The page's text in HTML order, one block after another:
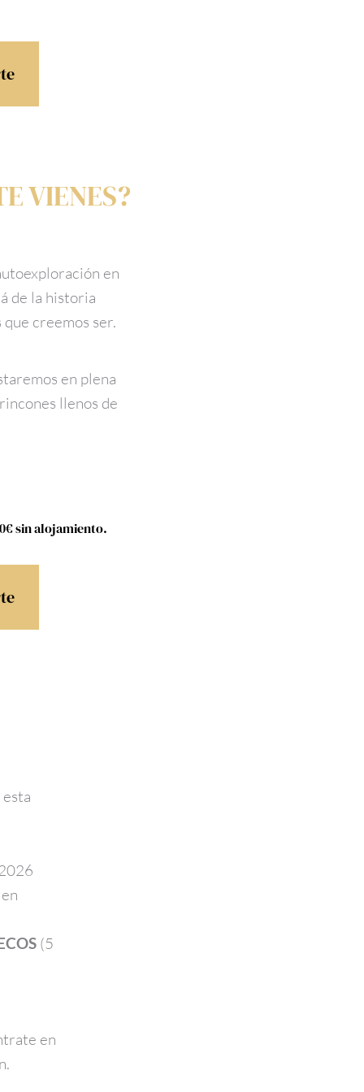
VIENES?
en
de la historia
creemos ser.
en plena
llenos de
sin alojamiento.
(5
en